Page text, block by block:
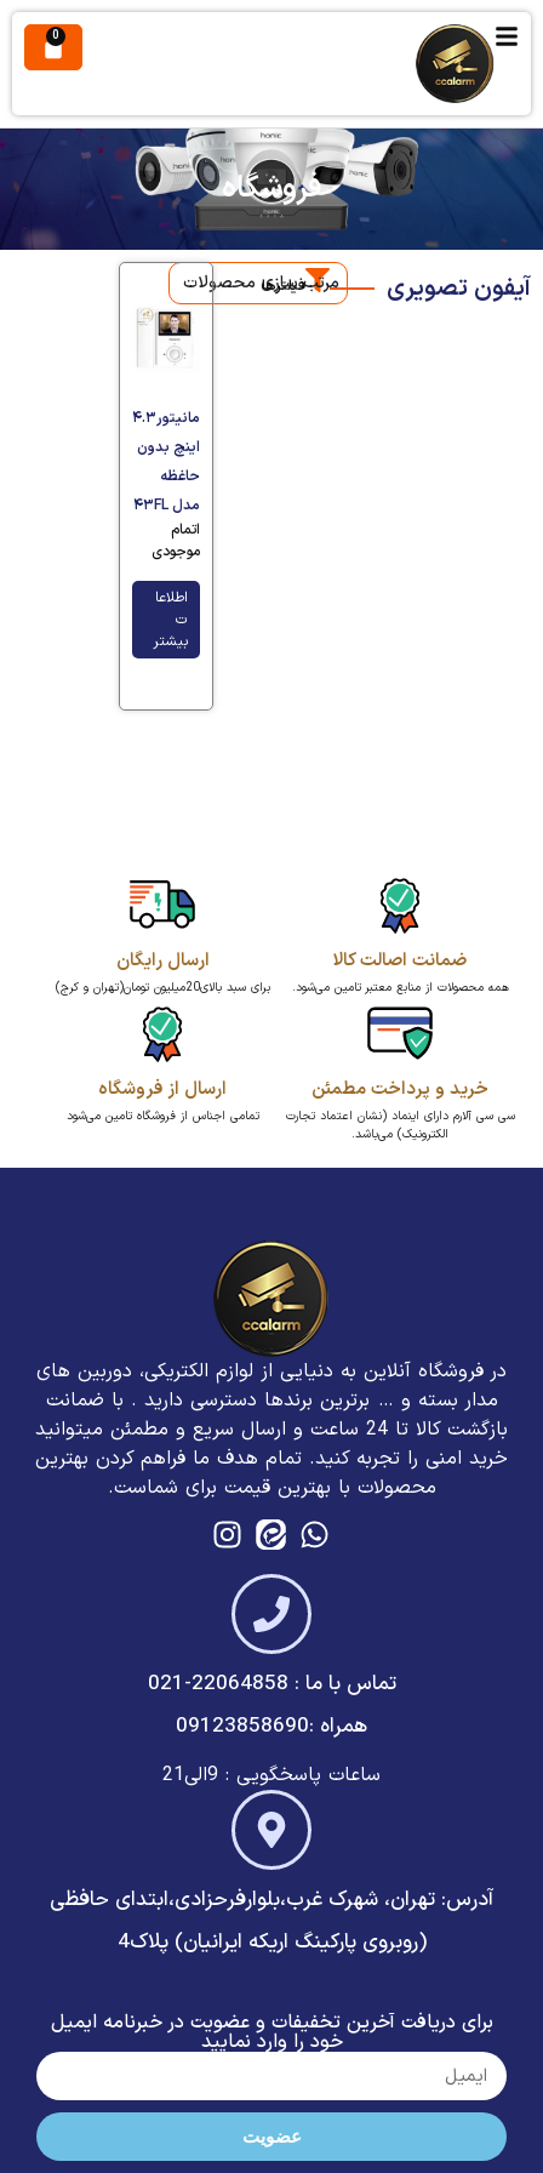
0
فروشگاه
آیفون تصویری فیلترها
مرتب سازی محصولات
مانیتور۴.۳
اینچ بدون
حاغظه
مدل ۴۳FL
اتمام
موجودی
اطلاعا
ت
بیشتر
ضمانت اصالت کالا
همه محصولات از منابع معتبر تامین می‌شود.
ارسال رایگان
برای سبد بالای20میلیون تومان(تهران و کرج)
خرید و پرداخت مطمئن
سی سی آلارم دارای اینماد (نشان اعتماد تجارت
الکترونیک) می‌باشد.
ارسال از فروشگاه
تمامی اجناس از فروشگاه تامین می‌شود
در فروشگاه آنلاین به دنیایی از لوازم الکتریکی، دوربین های
مدار بسته و … برترین برند‌ها دسترسی دارید . با ضمانت
بازگشت کالا تا 24 ساعت و ارسال سریع و مطمئن میتوانید
خرید امنی را تجربه کنید. تمام هدف ما فراهم کردن بهترین
محصولات با بهترین قیمت برای شماست.
تماس با ما : 22064858-021
همراه :09123858690
ساعات پاسخگویی : 9الی21
آدرس: تهران، شهرک غرب،بلوارفرحزادی،ابتدای حافظی
(روبروی پارکینگ اریکه ایرانیان) پلاک4
برای دریافت آخرین تخفیفات و عضویت در خبرنامه ایمیل
خود را وارد نمایید
عضویت